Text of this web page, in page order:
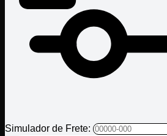
Simulador de Frete: